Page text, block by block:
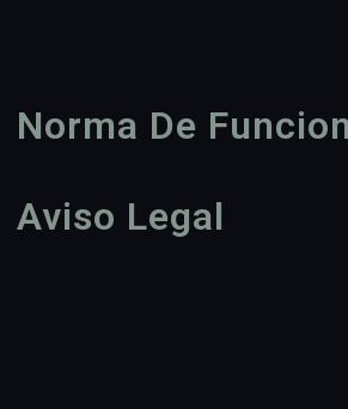
Norma De
Aviso Legal